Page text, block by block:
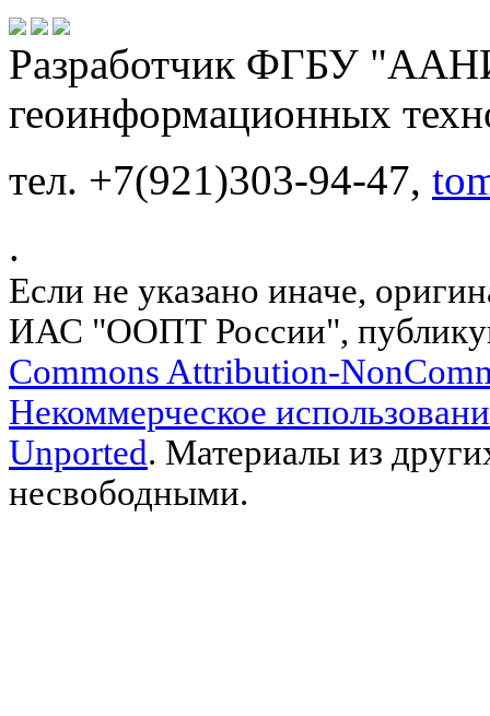
Разработчик ФГБУ
геоинформационных
тел. +7(921)303-94-47,
.
Если не указано иначе,
ИАС "ООПТ России",
Commons Attribution-
Некоммерческое
Unported. Материалы из
несвободными.